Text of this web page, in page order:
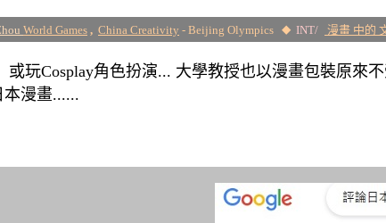
World Games , China Creativity - Beijing Olympics ◆ INT/ 漫畫 中的
玩Cosplay角色扮演... 大學教授也以漫畫包裝原來
漫畫......